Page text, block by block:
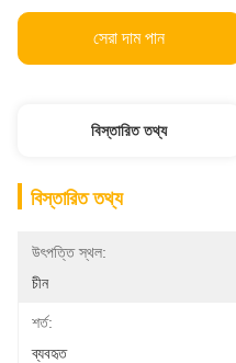
সেরা দাম পান
বিস্তারিত তথ্য
বিস্তারিত তথ্য
উৎপত্তি স্থল:
চীন
শর্ত:
ব্যবহৃত